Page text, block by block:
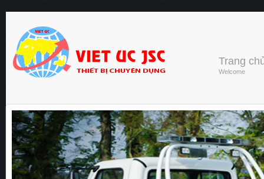
Trang
Welcome